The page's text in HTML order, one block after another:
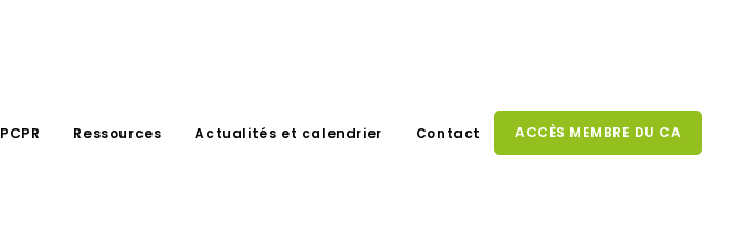
Ressources Actualités et calendrier Contact ACCÈS MEMBRE DU CA